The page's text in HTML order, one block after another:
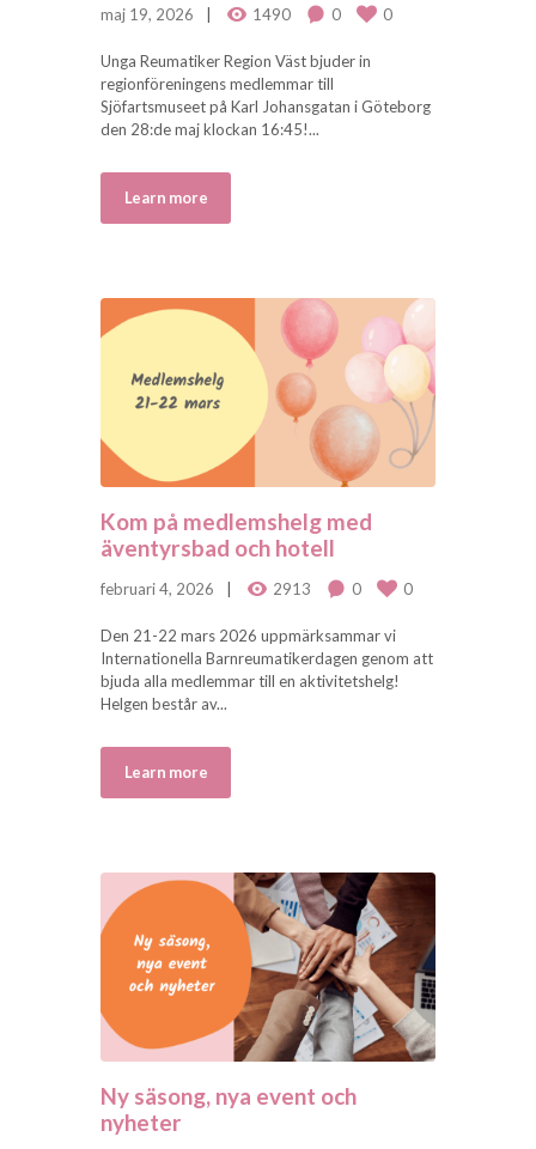
maj 19, 2026 1490 0 0
Unga Reumatiker Region Väst bjuder in
regionföreningens medlemmar till
Sjöfartsmuseet på Karl Johansgatan i Göteborg
den 28:de maj klockan 16:45!...
Learn more
Kom på medlemshelg med
äventyrsbad och hotell
februari 4, 2026 2913 0 0
Den 21-22 mars 2026 uppmärksammar vi
Internationella Barnreumatikerdagen genom att
bjuda alla medlemmar till en aktivitetshelg!
Helgen består av...
Learn more
Ny säsong, nya event och
nyheter